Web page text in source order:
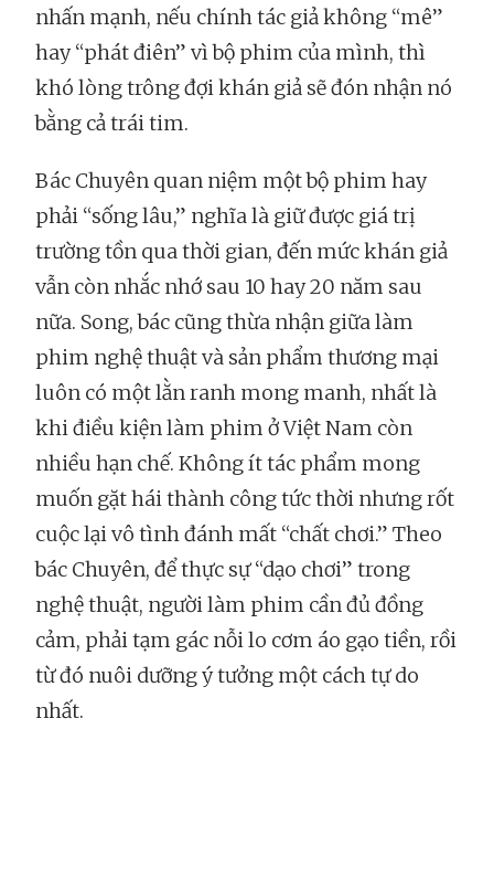
nhấn mạnh, nếu chính tác giả không “mê”
hay “phát điên” vì bộ phim của mình, thì
khó lòng trông đợi khán giả sẽ đón nhận nó
bằng cả trái tim.
Bác Chuyên quan niệm một bộ phim hay
phải “sống lâu,” nghĩa là giữ được giá trị
trường tồn qua thời gian, đến mức khán giả
vẫn còn nhắc nhớ sau 10 hay 20 năm sau
nữa. Song, bác cũng thừa nhận giữa làm
phim nghệ thuật và sản phẩm thương mại
luôn có một lằn ranh mong manh, nhất là
khi điều kiện làm phim ở Việt Nam còn
nhiều hạn chế. Không ít tác phẩm mong
muốn gặt hái thành công tức thời nhưng rốt
cuộc lại vô tình đánh mất “chất chơi.” Theo
bác Chuyên, để thực sự “dạo chơi” trong
nghệ thuật, người làm phim cần đủ đồng
cảm, phải tạm gác nỗi lo cơm áo gạo tiền, rồi
từ đó nuôi dưỡng ý tưởng một cách tự do
nhất.